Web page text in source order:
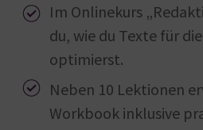
Im Onlinekurs
du, wie du Texte für
optimierst.
Neben 10 Lektionen
Workbook inklusive